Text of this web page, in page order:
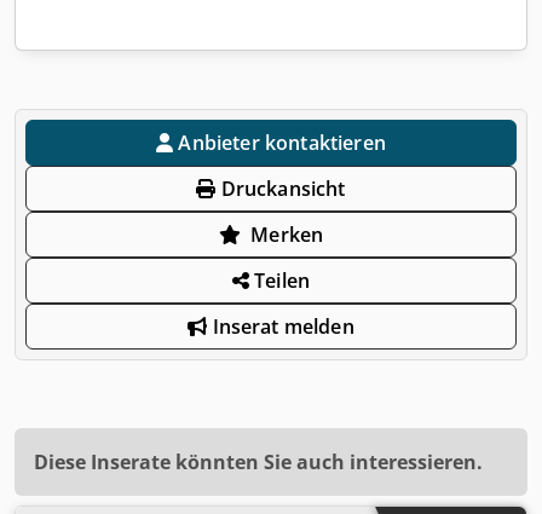
Anbieter kontaktieren
Druckansicht
Merken
Teilen
Inserat melden
Diese Inserate könnten Sie auch interessieren.